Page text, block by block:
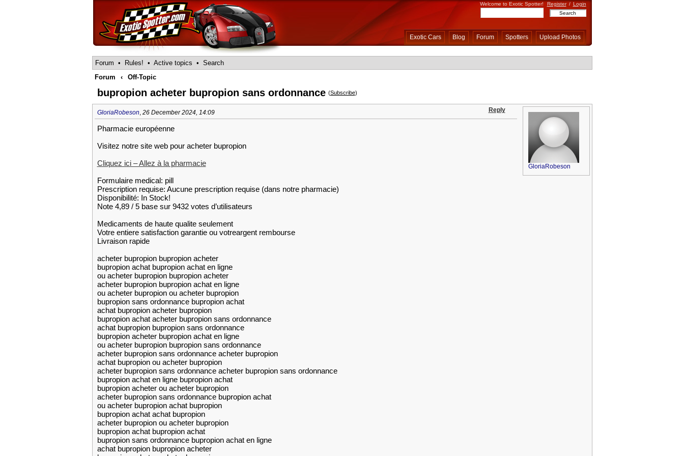
Welcome to Exotic Spotter! Register / Login
Exotic Cars Blog Forum Spotters Upload Photos
Forum • Rules! • Active topics • Search
Forum
‹ Off-Topic
bupropion acheter bupropion sans ordonnance (Subscribe)
GloriaRobeson, 26 December 2024, 14:09 Reply
Pharmacie européenne
Visitez notre site web pour acheter bupropion
Cliquez ici – Allez à la pharmacie
Formulaire medical: pill
Prescription requise: Aucune prescription requise (dans notre pharmacie)
Disponibilité: In Stock!
Note 4,89 / 5 base sur 9432 votes d’utilisateurs
Medicaments de haute qualite seulement
Votre entiere satisfaction garantie ou votreargent rembourse
Livraison rapide
acheter bupropion bupropion acheter
bupropion achat bupropion achat en ligne
ou acheter bupropion bupropion acheter
acheter bupropion bupropion achat en ligne
ou acheter bupropion ou acheter bupropion
bupropion sans ordonnance bupropion achat
achat bupropion acheter bupropion
bupropion achat acheter bupropion sans ordonnance
achat bupropion bupropion sans ordonnance
bupropion acheter bupropion achat en ligne
ou acheter bupropion bupropion sans ordonnance
acheter bupropion sans ordonnance acheter bupropion
achat bupropion ou acheter bupropion
acheter bupropion sans ordonnance acheter bupropion sans ordonnance
bupropion achat en ligne bupropion achat
bupropion acheter ou acheter bupropion
acheter bupropion sans ordonnance bupropion achat
ou acheter bupropion achat bupropion
bupropion achat achat bupropion
acheter bupropion ou acheter bupropion
bupropion achat bupropion achat
bupropion sans ordonnance bupropion achat en ligne
achat bupropion bupropion acheter
GloriaRobeson